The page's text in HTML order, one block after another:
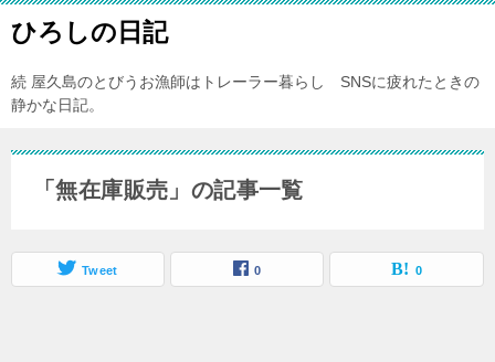
ひろしの日記
続 屋久島のとびうお漁師はトレーラー暮らし SNSに疲れたときの
静かな日記。
「無在庫販売」の記事一覧
Tweet 0 0